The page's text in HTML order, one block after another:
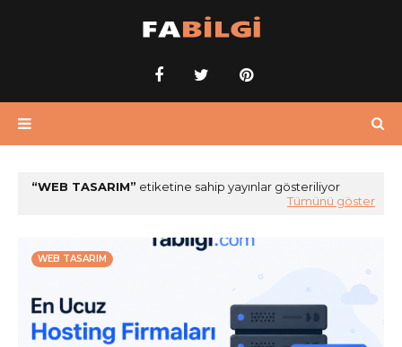
WEB TASARIM
etiketine sahip yayınlar gösteriliyor
Tümünü göster
WEB TASARIM